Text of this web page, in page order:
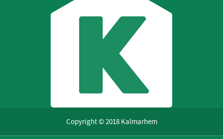
Copyright © 2018 Kalmarhem